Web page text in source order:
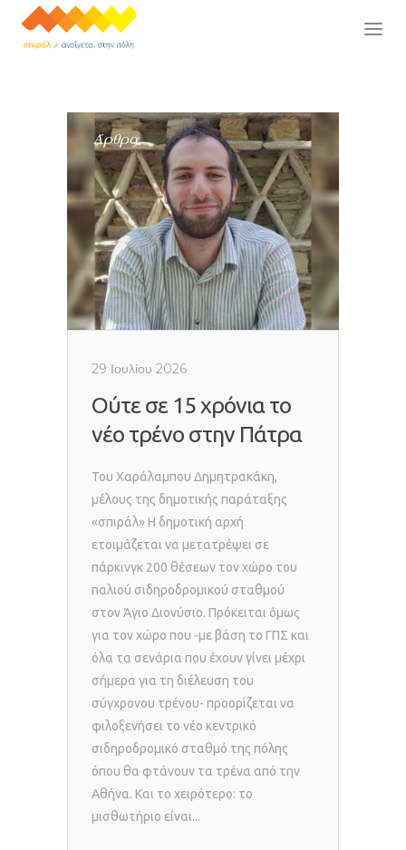
Άρθρα
29 Ιουλίου 2026
Ούτε σε 15 χρόνια το
νέο τρένο στην Πάτρα
Του Χαράλαμπου Δημητρακάκη,
μέλους της δημοτικής παράταξης
«σπιράλ» Η δημοτική αρχή
ετοιμάζεται να μετατρέψει σε
πάρκινγκ 200 θέσεων τον χώρο του
παλιού σιδηροδρομικού σταθμού
στον Άγιο Διονύσιο. Πρόκειται όμως
για τον χώρο που -με βάση το ΓΠΣ και
όλα τα σενάρια που έχουν γίνει μέχρι
σήμερα για τη διέλευση του
σύγχρονου τρένου- προορίζεται να
φιλοξενήσει το νέο κεντρικό
σιδηροδρομικό σταθμό της πόλης
όπου θα φτάνουν τα τρένα από την
Αθήνα. Και το χειρότερο: το
μισθωτήριο είναι...